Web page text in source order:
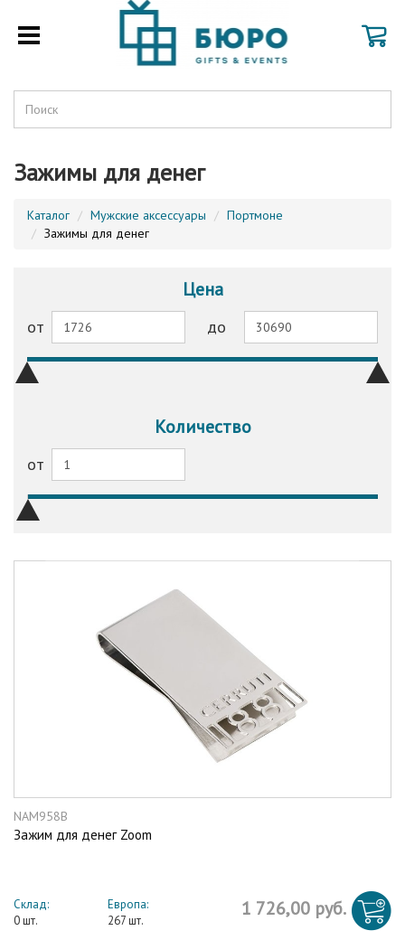
Зажимы для денег
Каталог Мужские аксессуары
Портмоне
Зажимы для денег
Цена
от до
Количество
от
NAM958B
Зажим для денег Zoom
Склад:
0 шт.
Европа:
267 шт.
1 726,00 руб.